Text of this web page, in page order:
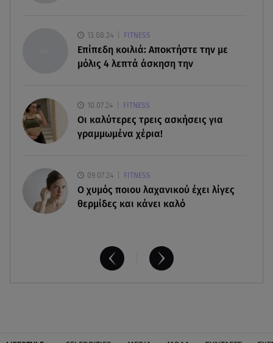
Συντάξεις: Τρέχουν να προλάβουν όσοι είναι
κοντά σε ηλικία συνταξιοδότησης
ξέρεις να «διαβάζεις» ανθρώπους
13.08.24 FITNESS
Επίπεδη κοιλιά: Αποκτήστε την με
μόλις 4 λεπτά άσκηση την
10.07.24 FITNESS
Οι καλύτερες τρεις ασκήσεις για
γραμμωμένα χέρια!
09.07.24 FITNESS
O χυμός ποιου λαχανικού έχει λίγες
θερμίδες και κάνει καλό